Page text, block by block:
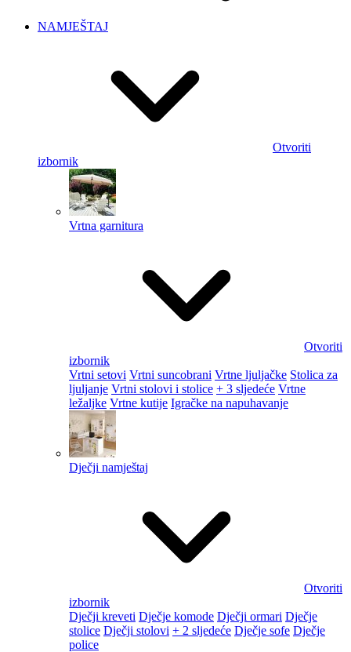
NAMJEŠTAJ
Otvoriti
izbornik
Vrtna garnitura
Otvoriti
izbornik
Vrtni setovi Vrtni suncobrani Vrtne ljuljačke Stolica za
ljuljanje Vrtni stolovi i stolice + 3 sljedeće Vrtne
ležaljke Vrtne kutije Igračke na napuhavanje
Dječji namještaj
Otvoriti
izbornik
Dječji kreveti Dječje komode Dječji ormari Dječje
stolice Dječji stolovi + 2 sljedeće Dječje sofe Dječje
police